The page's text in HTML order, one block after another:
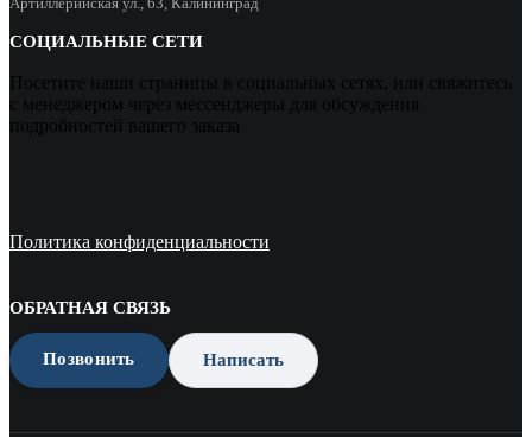
СОЦИАЛЬНЫЕ СЕТИ
Посетите наши страницы в социальных сетях, или свяжитесь
с менеджером через мессенджеры для обсуждения
подробностей вашего заказа
Политика конфиденциальности
ОБРАТНАЯ СВЯЗЬ
Позвонить Написать